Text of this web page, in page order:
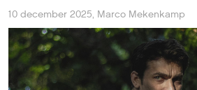
10 december 2025, Marco Mekenkamp